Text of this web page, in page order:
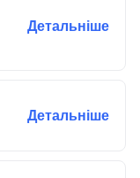
Детальніше
Детальніше